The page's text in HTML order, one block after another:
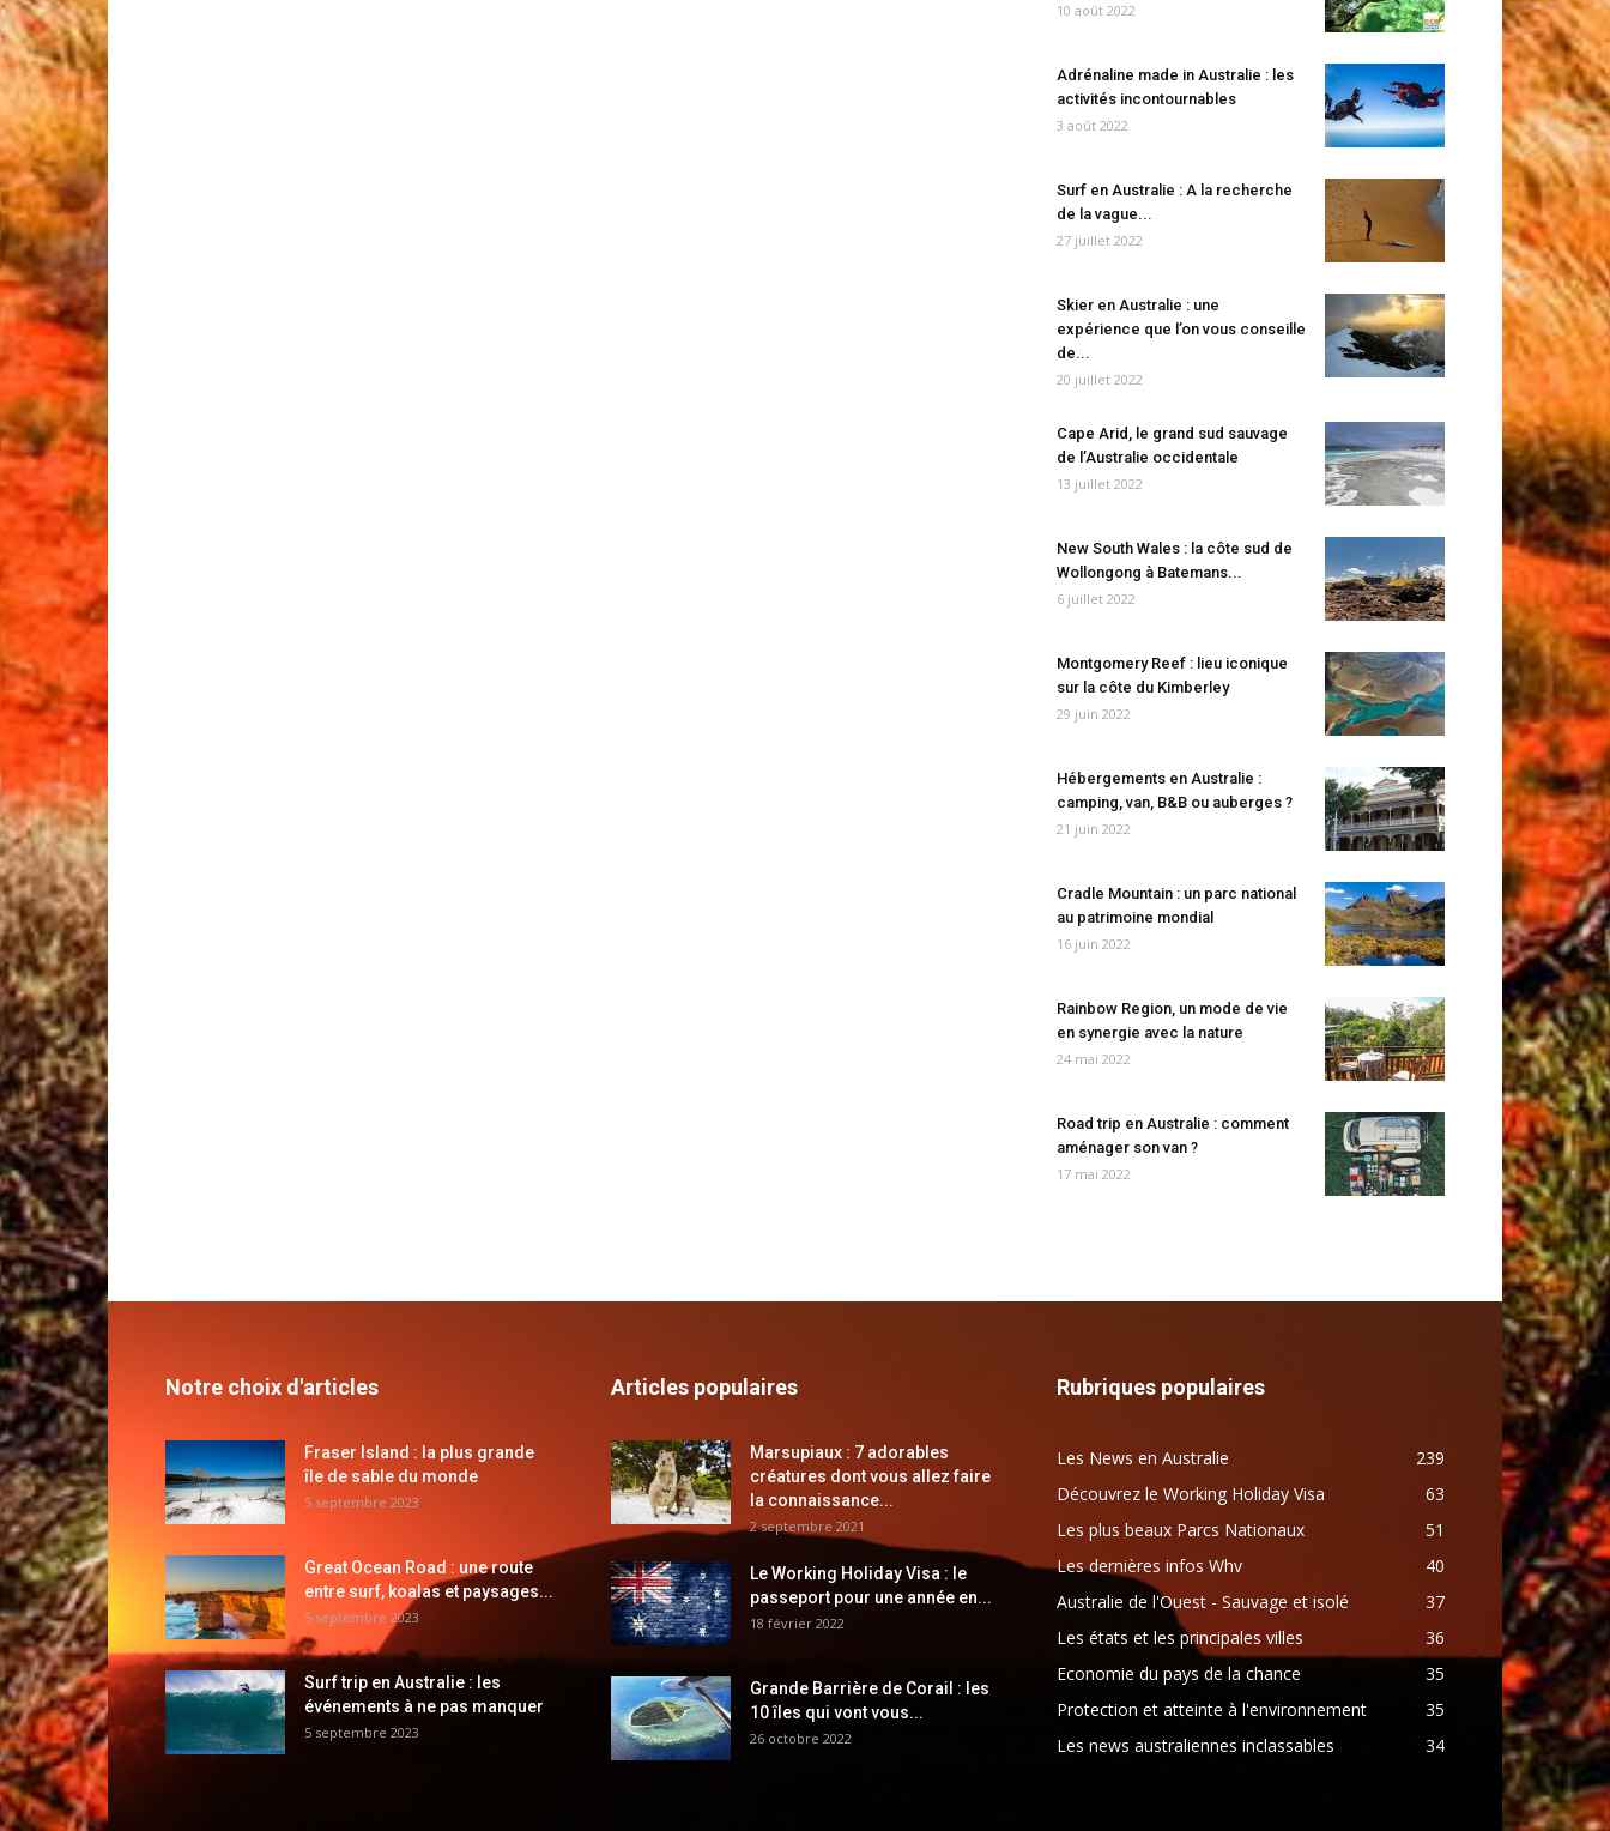
10 août 2022
Adrénaline made in Australie : les
activités incontournables
3 août 2022
Surf en Australie : A la recherche
de la vague...
27 juillet 2022
Skier en Australie : une
expérience que l’on vous conseille
de...
20 juillet 2022
Cape Arid, le grand sud sauvage
de l’Australie occidentale
13 juillet 2022
New South Wales : la côte sud de
Wollongong à Batemans...
6 juillet 2022
Montgomery Reef : lieu iconique
sur la côte du Kimberley
29 juin 2022
Hébergements en Australie :
camping, van, B&B ou auberges ?
21 juin 2022
Cradle Mountain : un parc national
au patrimoine mondial
16 juin 2022
Rainbow Region, un mode de vie
en synergie avec la nature
24 mai 2022
Road trip en Australie : comment
aménager son van ?
17 mai 2022
Notre choix d'articles
Fraser Island : la plus grande
île de sable du monde
5 septembre 2023
Great Ocean Road : une route
entre surf, koalas et paysages...
5 septembre 2023
Surf trip en Australie : les
événements à ne pas manquer
5 septembre 2023
Articles populaires
Marsupiaux : 7 adorables
créatures dont vous allez faire
la connaissance...
2 septembre 2021
Le Working Holiday Visa : le
passeport pour une année en...
18 février 2022
Grande Barrière de Corail : les
10 îles qui vont vous...
26 octobre 2022
Rubriques populaires
Les News en Australie
239
Découvrez le Working Holiday Visa
63
Les plus beaux Parcs Nationaux
51
Les dernières infos Whv
40
Australie de l'Ouest - Sauvage et isolé
37
Les états et les principales villes
36
Economie du pays de la chance
35
Protection et atteinte à l'environnement
35
Les news australiennes inclassables
34